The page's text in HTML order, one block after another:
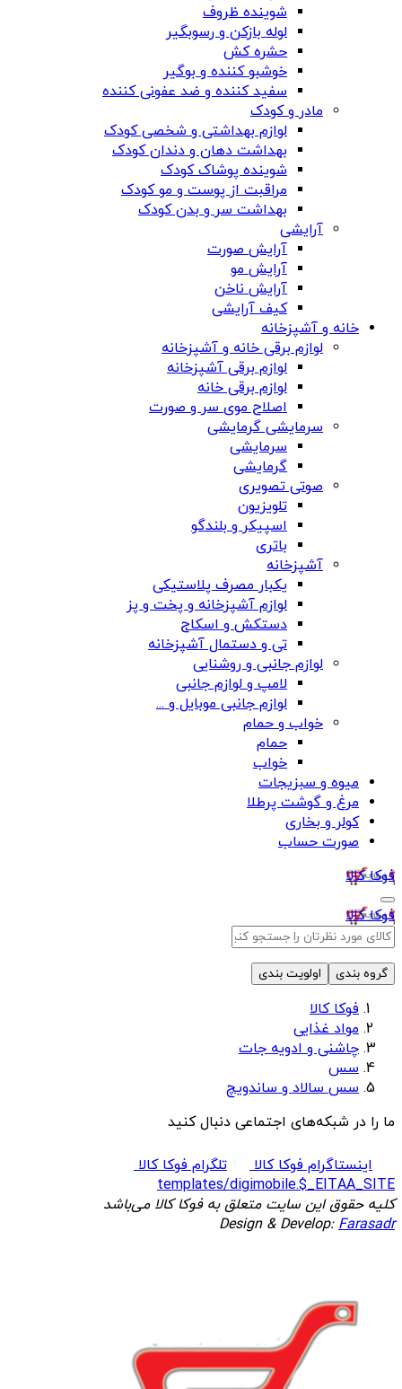
شوینده ظروف
لوله بازکن و رسوبگیر
حشره کش
خوشبو کننده و بوگیر
سفید کننده و ضد عفونی کننده
مادر و کودک
لوازم بهداشتی و شخصی کودک
بهداشت دهان و دندان کودک
شوینده پوشاک کودک
مراقبت از پوست و مو کودک
بهداشت سر و بدن کودک
آرایشی
آرایش صورت
آرایش مو
آرایش ناخن
کیف آرایشی
خانه و آشپزخانه
لوازم برقی خانه و آشپزخانه
لوازم برقی آشپزخانه
لوازم برقی خانه
اصلاح موی سر و صورت
سرمایشی گرمایشی
سرمایشی
گرمایشی
صوتی تصویری
تلویزیون
اسپیکر و بلندگو
باتری
آشپزخانه
یکبار مصرف پلاستیکی
لوازم آشپزخانه و پخت و پز
دستکش و اسکاج
تی و دستمال آشپزخانه
لوازم جانبی و روشنایی
لامپ و لوازم جانبی
لوازم جانبی موبایل و ...
خواب و حمام
حمام
خواب
میوه و سبزیجات
مرغ و گوشت پرطلا
کولر و بخاری
صورت حساب
فوکا کالا
فوکا کالا
گروه بندی اولویت بندی
فوکا کالا
مواد غذایی
چاشنی و ادویه جات
سس
سس سالاد و ساندویچ
ما را در شبکه‌های اجتماعی دنبال کنید
اینستاگرام فوکا کالا
تلگرام فوکا کالا
templates/digimobile.$_EITAA_SITE
کلیه حقوق این سایت متعلق به فوکا کالا می‌باشد
Design & Develop:Farasadr